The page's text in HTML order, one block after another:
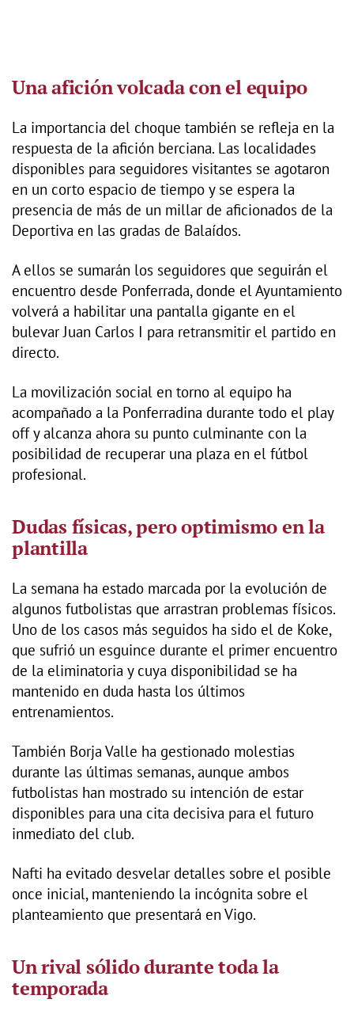
Una afición volcada con el equipo
La importancia del choque también se refleja en la
respuesta de la afición berciana. Las localidades
disponibles para seguidores visitantes se agotaron
en un corto espacio de tiempo y se espera la
presencia de más de un millar de aficionados de la
Deportiva en las gradas de Balaídos.
A ellos se sumarán los seguidores que seguirán el
encuentro desde Ponferrada, donde el Ayuntamiento
volverá a habilitar una pantalla gigante en el
bulevar Juan Carlos I para retransmitir el partido en
directo.
La movilización social en torno al equipo ha
acompañado a la Ponferradina durante todo el play
off y alcanza ahora su punto culminante con la
posibilidad de recuperar una plaza en el fútbol
profesional.
Dudas físicas, pero optimismo en la
plantilla
La semana ha estado marcada por la evolución de
algunos futbolistas que arrastran problemas físicos.
Uno de los casos más seguidos ha sido el de Koke,
que sufrió un esguince durante el primer encuentro
de la eliminatoria y cuya disponibilidad se ha
mantenido en duda hasta los últimos
entrenamientos.
También Borja Valle ha gestionado molestias
durante las últimas semanas, aunque ambos
futbolistas han mostrado su intención de estar
disponibles para una cita decisiva para el futuro
inmediato del club.
Nafti ha evitado desvelar detalles sobre el posible
once inicial, manteniendo la incógnita sobre el
planteamiento que presentará en Vigo.
Un rival sólido durante toda la
temporada